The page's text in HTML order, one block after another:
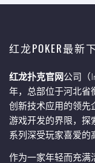
红龙POKER最新
红龙扑克官网公司（
年，总部位于河北省
创新技术应用的领先
游戏开发的界限，探
系列深受玩家喜爱的
作为一家年轻而充满